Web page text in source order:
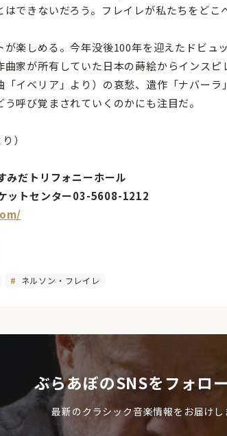
できないだろう。フレイレが私たちをど
楽しめる。今年没後100年を迎えたドビュ
曲家が所有していた日本の蒔絵からインス
イベリア」より）の哀愁、遺作「ナバー
呼び覚まされていくのかにも注目だ。
）
だトリフォニーホール
ットセンター03-5608-1212
ネルソン・フレイレ
ぶらあぼのSNSをフォロ
最新のクラシック音楽情報をお届けし